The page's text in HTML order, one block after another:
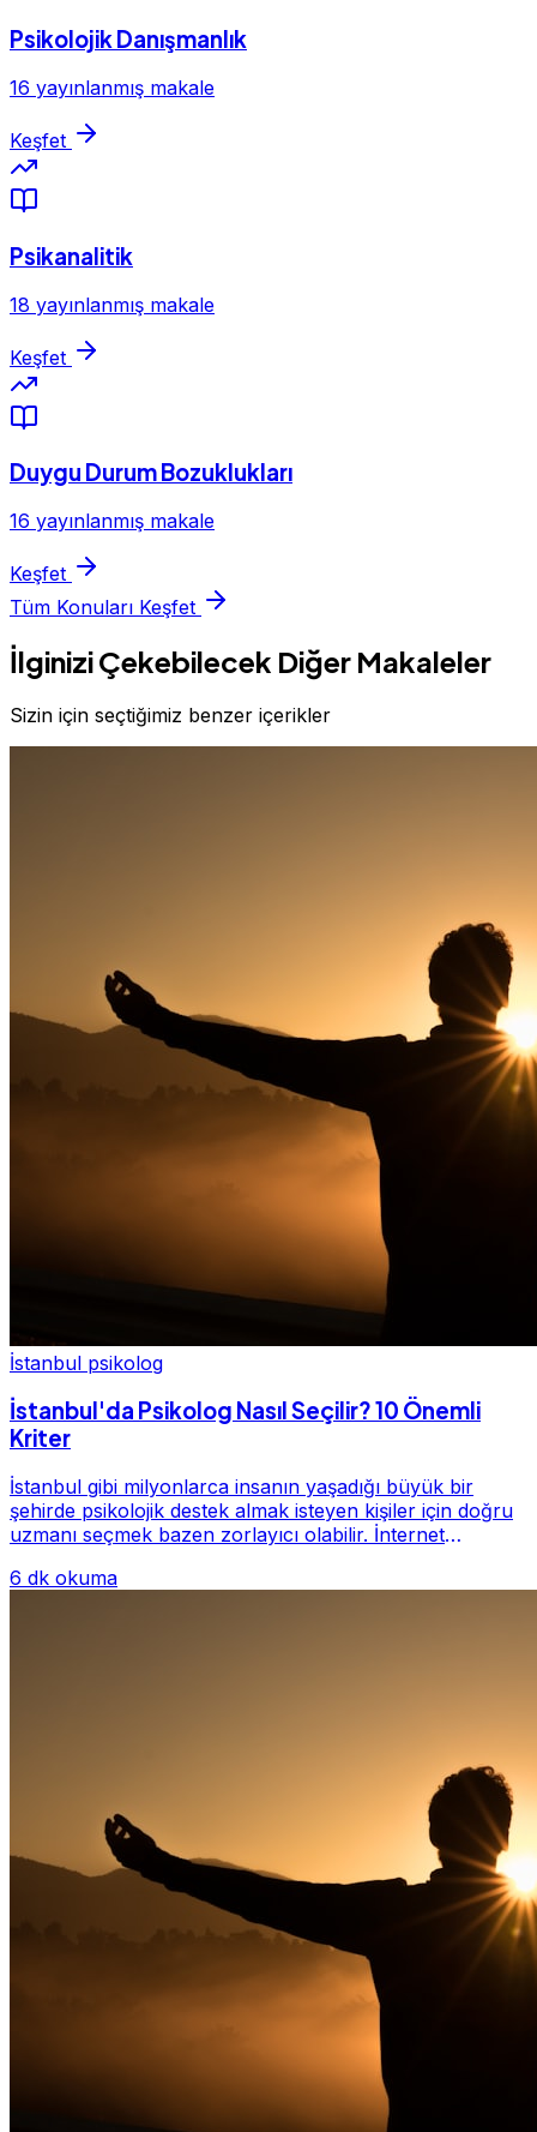
Psikolojik Danışmanlık
16 yayınlanmış makale
Keşfet
Psikanalitik
18 yayınlanmış makale
Keşfet
Duygu Durum Bozuklukları
16 yayınlanmış makale
Keşfet
Tüm Konuları Keşfet
İlginizi Çekebilecek Diğer Makaleler
Sizin için seçtiğimiz benzer içerikler
İstanbul psikolog
İstanbul'da Psikolog Nasıl Seçilir? 10 Önemli
Kriter
İstanbul gibi milyonlarca insanın yaşadığı büyük bir
şehirde psikolojik destek almak isteyen kişiler için doğru
uzmanı seçmek bazen zorlayıcı olabilir. İnternet
6 dk okuma